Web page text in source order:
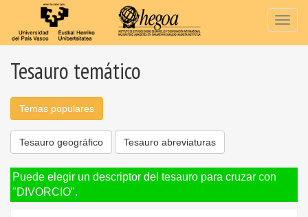
Tesauro temático
Temas populares
Tesauro geográfico Tesauro abreviaturas
Puede elegir un descriptor del tesauro para cruzar con
"DIVORCIO".